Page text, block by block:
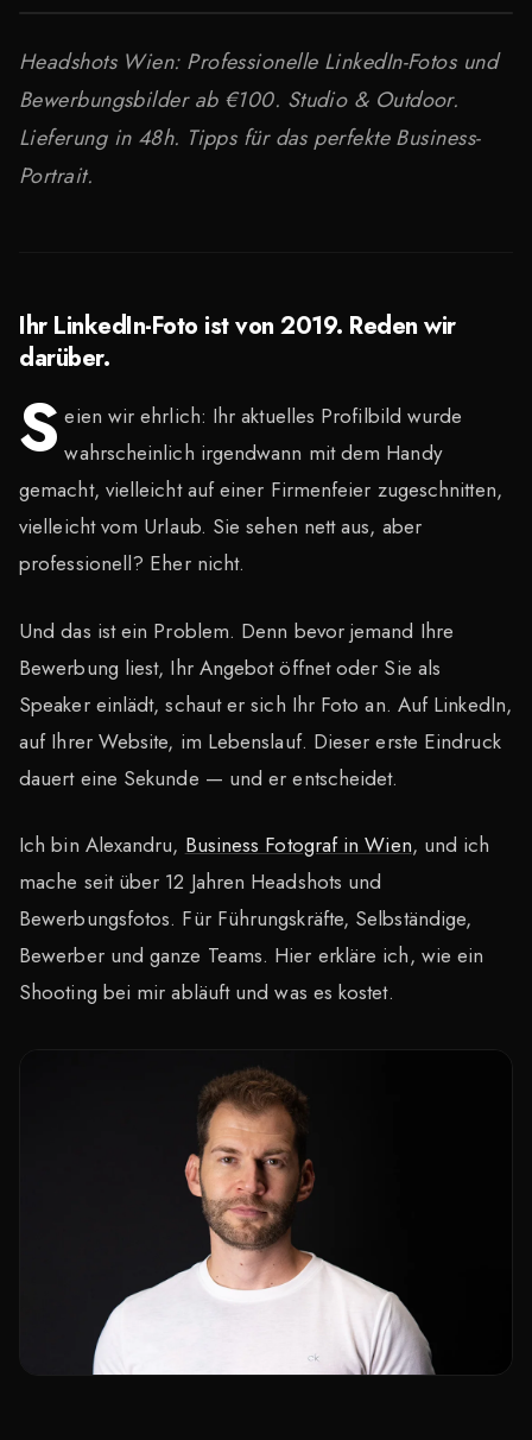
Headshots Wien: Professionelle LinkedIn-Fotos und
Bewerbungsbilder ab €100. Studio & Outdoor.
Lieferung in 48h. Tipps für das perfekte Business-
Portrait.
Ihr LinkedIn-Foto ist von 2019. Reden wir
darüber.
S eien wir ehrlich: Ihr aktuelles Profilbild wurde
wahrscheinlich irgendwann mit dem Handy
gemacht, vielleicht auf einer Firmenfeier zugeschnitten,
vielleicht vom Urlaub. Sie sehen nett aus, aber
professionell? Eher nicht.
Und das ist ein Problem. Denn bevor jemand Ihre
Bewerbung liest, Ihr Angebot öffnet oder Sie als
Speaker einlädt, schaut er sich Ihr Foto an. Auf LinkedIn,
auf Ihrer Website, im Lebenslauf. Dieser erste Eindruck
dauert eine Sekunde — und er entscheidet.
Ich bin Alexandru, Business Fotograf in Wien, und ich
mache seit über 12 Jahren Headshots und
Bewerbungsfotos. Für Führungskräfte, Selbständige,
Bewerber und ganze Teams. Hier erkläre ich, wie ein
Shooting bei mir abläuft und was es kostet.